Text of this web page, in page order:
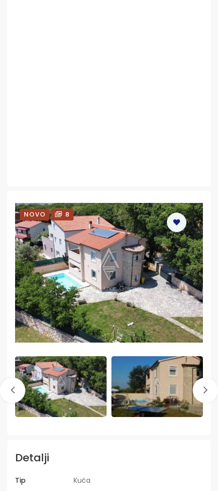
NOVO 8
Detalji
Tip
Kuća